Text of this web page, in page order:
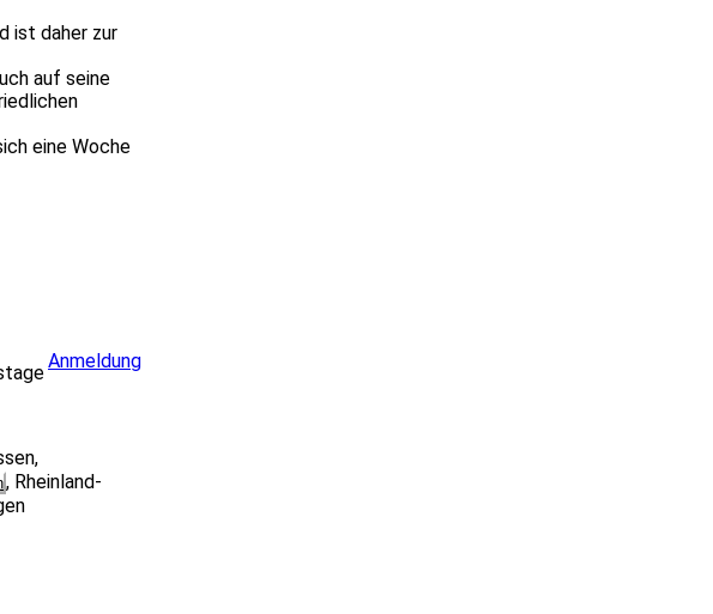
ist daher zur
auf seine
eine Woche
Umgebung
Empfinden
als
Anmeldung
,
, Rheinland-